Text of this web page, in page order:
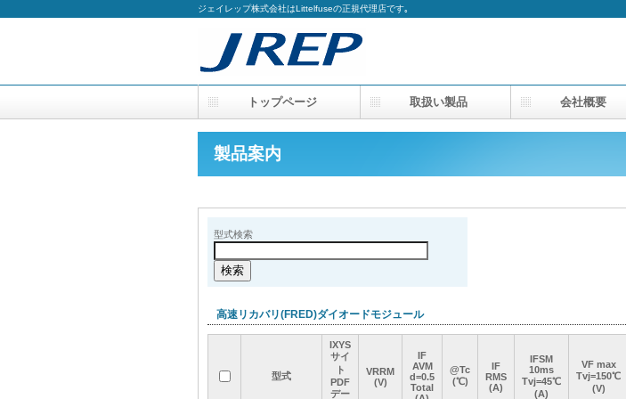
ジェイレップ株式会社はLittelfuseの正規代理店です｡
製品案内
型式検索
高速リカバリ(FRED)ダイオードモジュール
型式
IXYS
サイ
ト
PDF
デー
VRRM
(V)
IF
AVM
d=0.5
Total
@Tc
(℃)
IF
RMS
(A)
IFSM
10ms
Tvj=45℃
(A)
VF max
Tvj=150℃
(V)
型式
IXYS
サイ
ト
PDF
デー
VRRM
(V)
IF
AVM
d=0.5
Total
@Tc
(℃)
IF
RMS
(A)
IFSM
10ms
Tvj=45℃
(A)
VF max
Tvj=150℃
(V)
型式
IXYS
サイ
ト
PDF
デー
VRRM
(V)
IF
AVM
d=0.5
Total
@Tc
(℃)
IF
RMS
(A)
IFSM
10ms
Tvj=45℃
(A)
VF max
Tvj=150℃
(V)
型式
IXYS
サイ
ト
PDF
デー
VRRM
(V)
IF
AVM
d=0.5
Total
@Tc
(℃)
IF
RMS
(A)
IFSM
10ms
Tvj=45℃
(A)
VF max
Tvj=150℃
(V)
トップページ 取扱い製品 会社概要